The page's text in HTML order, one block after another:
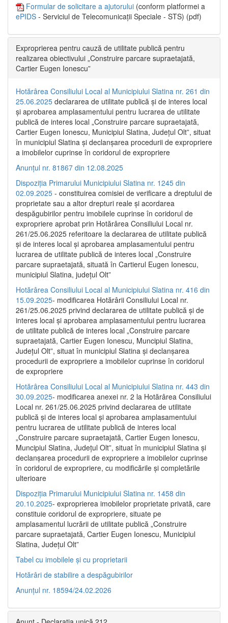
Formular de solicitare a ajutorului (conform platformei a
ePIDS - Serviciul de Telecomunicații Speciale - STS) (pdf)
Exproprierea pentru cauză de utilitate publică pentru
realizarea obiectivului „Construire parcare supraetajată,
Cartier Eugen Ionescu”
Hotărârea Consiliului Local al Municipiului Slatina nr. 261 din
25.06.2025 declararea de utilitate publică și de interes local
și aprobarea amplasamentului pentru lucrarea de utilitate
publică de interes local „Construire parcare supraetajată,
Cartier Eugen Ionescu, Municipiul Slatina, Județul Olt”, situat
în municipiul Slatina și declanșarea procedurii de expropriere
a imobilelor cuprinse în coridorul de expropriere
Anunțul nr. 81867 din 12.08.2025
Dispoziția Primarului Municipiului Slatina nr. 1245 din
02.09.2025 - constituirea comisiei de verificare a dreptului de
proprietate sau a altor drepturi reale și acordarea
despăgubirilor pentru imobilele cuprinse în coridorul de
expropriere aprobat prin Hotărârea Consiliului Local nr.
261/25.06.2025 referitoare la declararea de utilitate publică
și de interes local și aprobarea amplasamentului pentru
lucrarea de utilitate publică de interes local „Construire
parcare supraetajată, situată în Cartierul Eugen Ionescu,
municipiul Slatina, județul Olt”
Hotărârea Consiliului Local al Municipiului Slatina nr. 416 din
15.09.2025- modificarea Hotărârii Consiliului Local nr.
261/25.06.2025 privind declararea de utilitate publică și de
interes local și aprobarea amplasamentului pentru lucrarea
de utilitate publică de interes local „Construire parcare
supraetajată, Cartier Eugen Ionescu, Muncipiul Slatina,
Județul Olt”, situat în municipiul Slatina și declanșarea
procedurii de expropriere a imobilelor cuprinse în coridorul
de expropriere
Hotărârea Consiliului Local al Municipiului Slatina nr. 443 din
30.09.2025- modificarea anexei nr. 2 la Hotărârea Consiliului
Local nr. 261/25.06.2025 privind declararea de utilitate
publică şi de interes local şi aprobarea amplasamentului
pentru lucrarea de utilitate publică de interes local
„Construire parcare supraetajată, Cartier Eugen Ionescu,
Muncipiul Slatina, Judeţul Olt”, situat în municipiul Slatina şi
declanşarea procedurii de expropriere a imobilelor cuprinse
în coridorul de expropriere, cu modificările şi completările
ulterioare
Dispoziția Primarului Municipiului Slatina nr. 1458 din
20.10.2025- exproprierea imobilelor proprietate privată, care
constituie coridorul de expropriere, situate pe
amplasamentul lucrării de utilitate publică „Construire
parcare supraetajată, Cartier Eugen Ionescu, Municipiul
Slatina, Județul Olt”
Tabel cu imobilele și cu proprietarii
Hotărâri de stabilire a despăgubirilor
Anunțul nr. 18594/24.02.2026